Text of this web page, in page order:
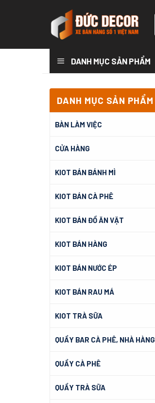
DANH MỤC SẢN PHẨM
DANH MỤC SẢN PHẨM
BÀN LÀM VIỆC
CỬA HÀNG
KIOT BÁN BÁNH MÌ
KIOT BÁN CÀ PHÊ
KIOT BÁN ĐỒ ĂN VẶT
KIOT BÁN HÀNG
KIOT BÁN NƯỚC ÉP
KIOT BÁN RAU MÁ
KIOT TRÀ SỮA
QUẦY BAR CÀ PHÊ, NHÀ HÀNG
QUẦY CÀ PHÊ
QUẦY TRÀ SỮA